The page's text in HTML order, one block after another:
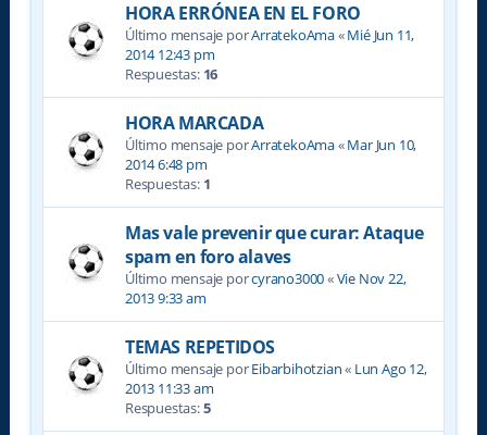
HORA ERRÓNEA EN EL FORO
Último mensaje porArratekoAma«Mié Jun 11,
2014 12:43 pm
Respuestas: 16
HORA MARCADA
Último mensaje porArratekoAma«Mar Jun 10,
2014 6:48 pm
Respuestas: 1
Mas vale prevenir que curar: Ataque
spam en foro alaves
Último mensaje porcyrano3000«Vie Nov 22,
2013 9:33 am
TEMAS REPETIDOS
Último mensaje porEibarbihotzian« Lun Ago 12,
2013 11:33 am
Respuestas:5